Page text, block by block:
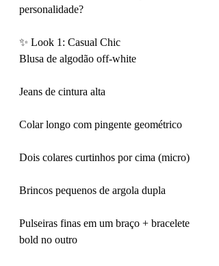
personalidade?
✨ Look 1: Casual Chic
Blusa de algodão off-white
Jeans de cintura alta
Colar longo com pingente geométrico
Dois colares curtinhos por cima (micro)
Brincos pequenos de argola dupla
Pulseiras finas em um braço + bracelete
bold no outro